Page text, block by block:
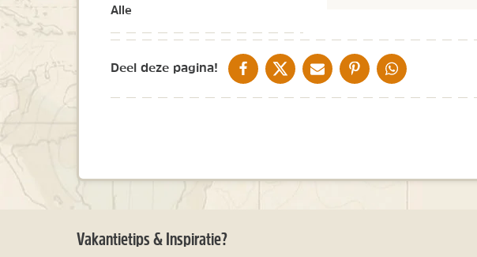
Alle
Deel deze pagina! DELEN OP FACEBOOK
DELEN OP XDELEN VIA DE MAIL
DELEN OP PINTEREST
DELEN OP WHATSAPP
Vakantietips & Inspiratie?